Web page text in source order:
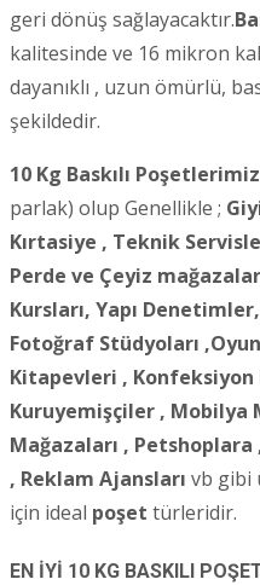
geri dönüş sağlayacaktır.
kalitesinde ve 16 mikron
dayanıklı , uzun ömürlü,
şekildedir.
10 Kg Baskılı Poşetlerimiz
parlak) olup Genellikle ;
Kırtasiye , Teknik
Perde ve Çeyiz
Kursları, Yapı
Fotoğraf Stüdyoları ,
Kitapevleri , Konfeksiyon
Kuruyemişçiler , Mobilya
Mağazaları ,
, Reklam Ajansları vb gibi
için ideal poşet türleridir.
EN İYİ 10 KG BASKILI